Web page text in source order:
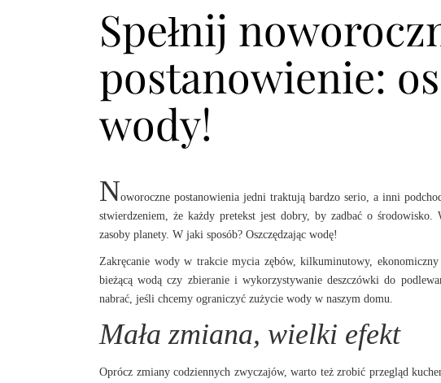
Spełnij
postanowienie:
wody!
Noworoczne postanowienia jedni traktują bardzo serio, a inni
stwierdzeniem, że każdy pretekst jest dobry, by zadbać o
zasoby planety. W jaki sposób? Oszczędzając wodę!
Zakręcanie wody w trakcie mycia zębów, kilkuminutowy,
bieżącą wodą czy zbieranie i wykorzystywanie deszczówki do
nabrać, jeśli chcemy ograniczyć zużycie wody w naszym domu.
Mała zmiana, wielki efekt
Oprócz zmiany codziennych zwyczajów, warto też zrobić przegląd